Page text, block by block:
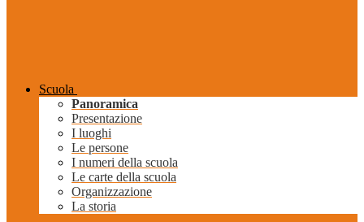
Scuola
Panoramica
Presentazione
I luoghi
Le persone
I numeri della scuola
Le carte della scuola
Organizzazione
La storia